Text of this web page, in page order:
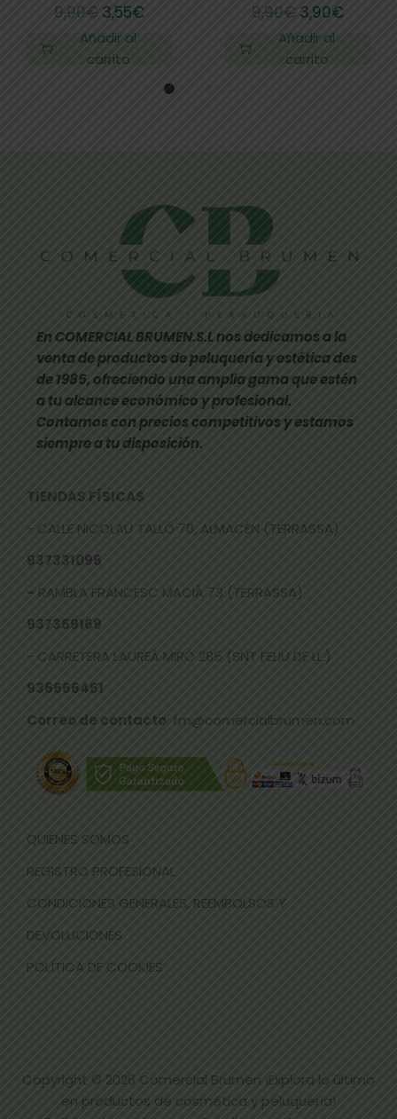
9,90€ 3,55€
Añadir al
carrito
9,90€ 3,90€
Añadir al
carrito
En COMERCIAL BRUMEN.S.L nos dedicamos a la
venta de productos de peluquería y estética des
de 1985, ofreciendo una amplia gama que estén
a tu alcance económico y profesional.
Contamos con precios competitivos y estamos
siempre a tu disposición.
TIENDAS FÍSICAS
- CALLE NICOLAU TALLÓ 70, ALMACÉN (TERRASSA)
937331096
- RAMBLA FRANCESC MACIÀ 73 (TERRASSA)
937359169
- CARRETERA LAUREÀ MIRÓ 285 (SNT FELIU DE LL.)
936666451
Correo de contacto: fm@comercialbrumen.com
QUIÉNES SOMOS
REGISTRO PROFESIONAL
CONDICIONES GENERALES, REEMBOLSOS Y
DEVOLUCIONES
POLÍTICA DE COOKIES
Copyright © 2026 Comercial Brumen ¡Explora lo último
en productos de cosmética y peluquería!